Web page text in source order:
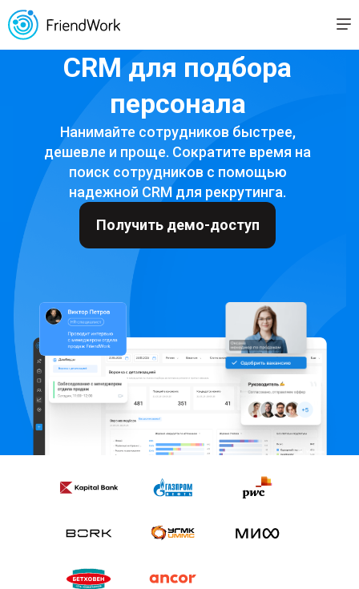
CRM для подбора
персонала
Нанимайте сотрудников быстрее,
дешевле и проще. Сократите время на
поиск сотрудников с помощью
надежной CRM для рекрутинга.
Получить демо-доступ